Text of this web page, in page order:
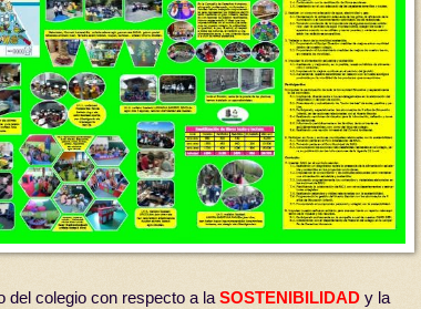
del colegio con respecto a la SOSTENIBILIDAD y la